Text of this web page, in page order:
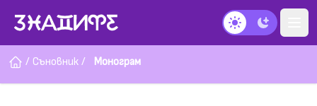
Тъмен режим
/ Съновник / Монограм